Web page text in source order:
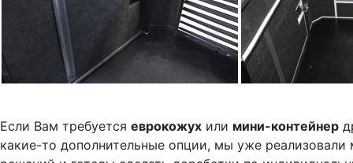
Если Вам требуется еврокожух или мини-контейнер
какие-то дополнительные опции, мы уже реализовали